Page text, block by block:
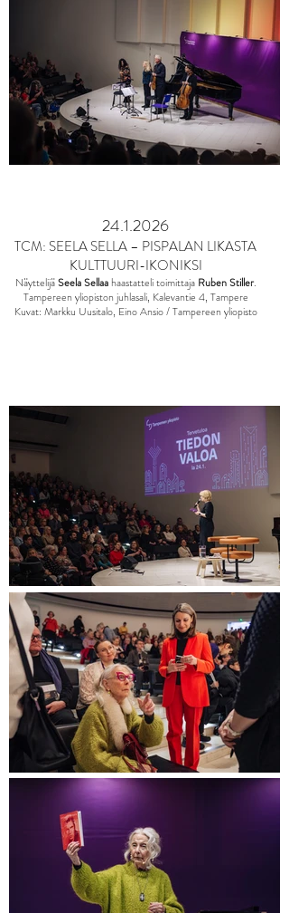
24.1.2026
TCM: SEELA SELLA – PISPALAN LIKASTA
KULTTUURI-IKONIKSI
NäyttelijäSeela Sellaahaastatteli toimittaja Ruben Stiller.
Tampereen yliopiston juhlasali, Kalevantie 4, Tampere
Kuvat: Markku Uusitalo, Eino Ansio / Tampereen yliopisto